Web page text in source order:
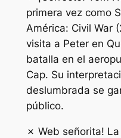
primera vez como
América: Civil War
visita a Peter en
batalla en el
Cap. Su
deslumbrada se
público.
✗ Web señorita!